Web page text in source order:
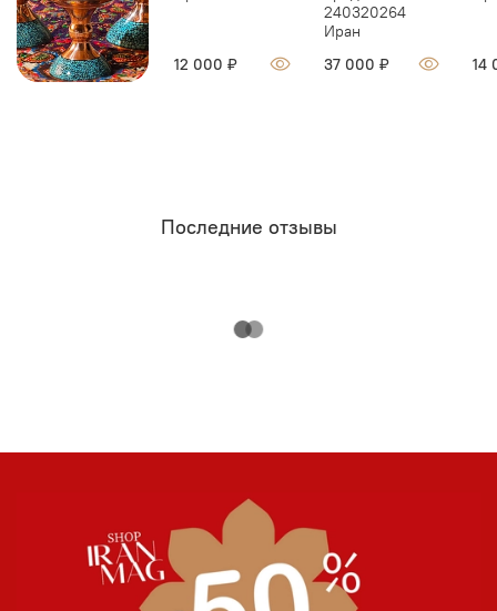
12 000 ₽
240320264
Иран
37 000 ₽
14
Последние отзывы